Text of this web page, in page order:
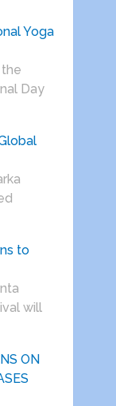
Yoga
the
Day
to
will
ON